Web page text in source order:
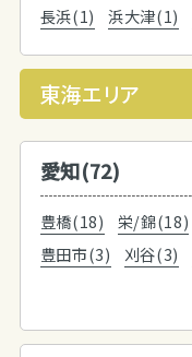
長浜(1) 浜大津(1)
東海エリア
愛知(72)
豊橋(18) 栄/錦(18)
豊田市(3)
刈谷(3)